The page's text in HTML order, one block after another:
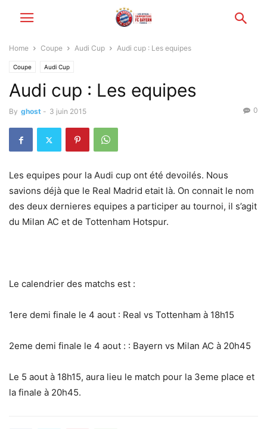
Home Coupe Audi Cup Audi cup : Les equipes
Coupe Audi Cup
Audi cup : Les equipes
By ghost - 3 juin 2015 0
Les equipes pour la Audi cup ont été devoilés. Nous
savions déjà que le Real Madrid etait là. On connait le nom
des deux dernieres equipes a participer au tournoi, il s’agit
du Milan AC et de Tottenham Hotspur.
Le calendrier des matchs est :
1ere demi finale le 4 aout : Real vs Tottenham à 18h15
2eme demi finale le 4 aout : : Bayern vs Milan AC à 20h45
Le 5 aout à 18h15, aura lieu le match pour la 3eme place et
la finale à 20h45.